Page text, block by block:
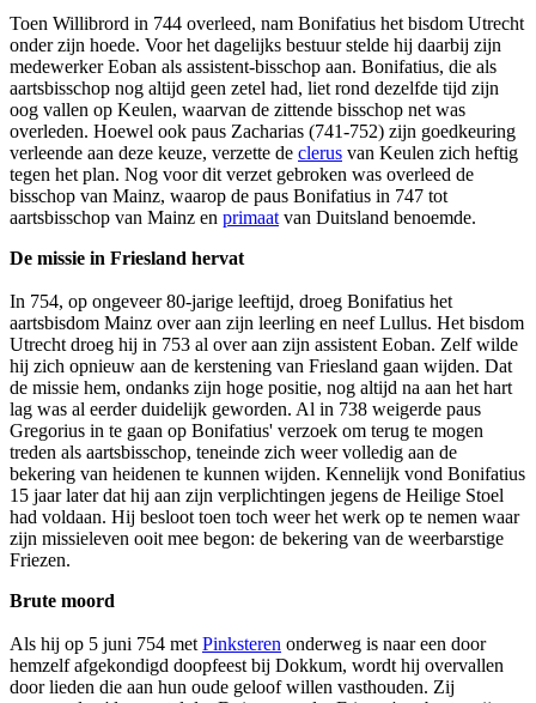
Toen Willibrord in 744 overleed, nam Bonifatius het bisdom Utrecht
onder zijn hoede. Voor het dagelijks bestuur stelde hij daarbij zijn
medewerker Eoban als assistent-bisschop aan. Bonifatius, die als
aartsbisschop nog altijd geen zetel had, liet rond dezelfde tijd zijn
oog vallen op Keulen, waarvan de zittende bisschop net was
overleden. Hoewel ook paus Zacharias (741-752) zijn goedkeuring
verleende aan deze keuze, verzette de clerus van Keulen zich heftig
tegen het plan. Nog voor dit verzet gebroken was overleed de
bisschop van Mainz, waarop de paus Bonifatius in 747 tot
aartsbisschop van Mainz en primaat van Duitsland benoemde.
De missie in Friesland hervat
In 754, op ongeveer 80-jarige leeftijd, droeg Bonifatius het
aartsbisdom Mainz over aan zijn leerling en neef Lullus. Het bisdom
Utrecht droeg hij in 753 al over aan zijn assistent Eoban. Zelf wilde
hij zich opnieuw aan de kerstening van Friesland gaan wijden. Dat
de missie hem, ondanks zijn hoge positie, nog altijd na aan het hart
lag was al eerder duidelijk geworden. Al in 738 weigerde paus
Gregorius in te gaan op Bonifatius' verzoek om terug te mogen
treden als aartsbisschop, teneinde zich weer volledig aan de
bekering van heidenen te kunnen wijden. Kennelijk vond Bonifatius
15 jaar later dat hij aan zijn verplichtingen jegens de Heilige Stoel
had voldaan. Hij besloot toen toch weer het werk op te nemen waar
zijn missieleven ooit mee begon: de bekering van de weerbarstige
Friezen.
Brute moord
Als hij op 5 juni 754 met Pinksteren onderweg is naar een door
hemzelf afgekondigd doopfeest bij Dokkum, wordt hij overvallen
door lieden die aan hun oude geloof willen vasthouden. Zij